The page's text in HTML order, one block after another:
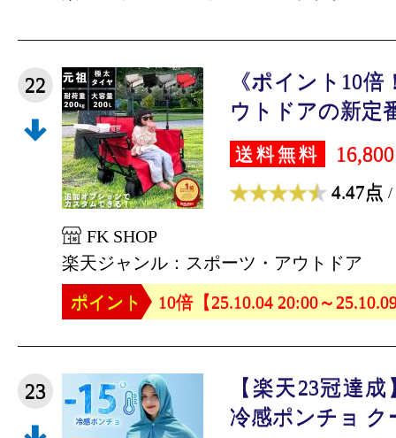
22
《ポイント10倍
ウトドアの新定
送料無料
4.47点 /
FK SHOP
楽天ジャンル：スポーツ・アウトドア
ポイント
10倍【25.10.04 20:00～
23
【楽天23冠達
冷感ポンチョ ク